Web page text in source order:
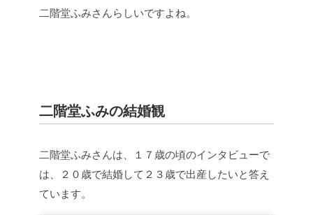
二階堂ふみさんらしいですよね。
二階堂ふみの結婚観
二階堂ふみさんは、１７歳の頃のインタビューで
は、２０歳で結婚して２３歳で出産したいと答え
ています。